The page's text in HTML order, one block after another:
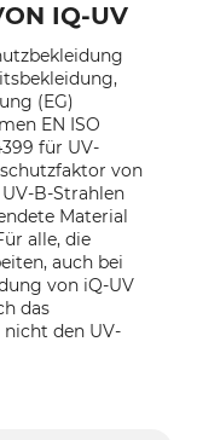
IQ-UV
(EG)
EN ISO
für UV-
von
B-Strahlen
Material
alle, die
auch bei
von iQ-UV
das
den UV-